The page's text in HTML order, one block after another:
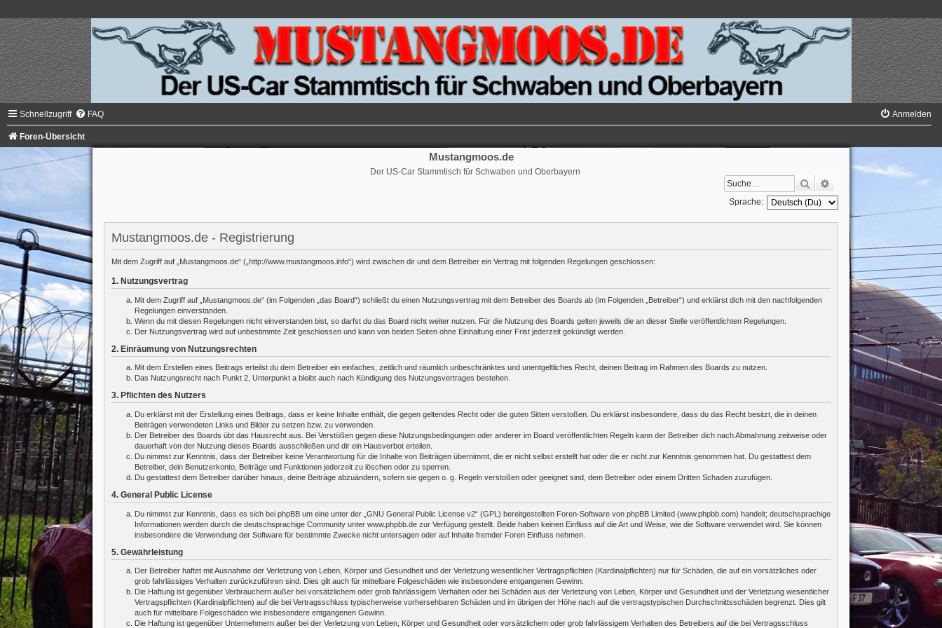
Schnellzugriff FAQ Anmelden
Foren-Übersicht
Mustangmoos.de
Der US-Car Stammtisch für Schwaben und Oberbayern
Suche
Sprache:
Mustangmoos.de - Registrierung
Mit dem Zugriff auf „Mustangmoos.de“ („http://www.mustangmoos.info“) wird zwischen dir und dem Betreiber ein Vertrag mit folgenden Regelungen geschlossen:
1. Nutzungsvertrag
Mit dem Zugriff auf „Mustangmoos.de“ (im Folgenden „das Board“) schließt du einen Nutzungsvertrag mit dem Betreiber des Boards ab (im Folgenden „Betreiber“) und erklärst dich mit den nachfolgenden
Regelungen einverstanden.
Wenn du mit diesen Regelungen nicht einverstanden bist, so darfst du das Board nicht weiter nutzen. Für die Nutzung des Boards gelten jeweils die an dieser Stelle veröffentlichten Regelungen.
Der Nutzungsvertrag wird auf unbestimmte Zeit geschlossen und kann von beiden Seiten ohne Einhaltung einer Frist jederzeit gekündigt werden.
2. Einräumung von Nutzungsrechten
Mit dem Erstellen eines Beitrags erteilst du dem Betreiber ein einfaches, zeitlich und räumlich unbeschränktes und unentgeltliches Recht, deinen Beitrag im Rahmen des Boards zu nutzen.
Das Nutzungsrecht nach Punkt 2, Unterpunkt a bleibt auch nach Kündigung des Nutzungsvertrages bestehen.
3. Pflichten des Nutzers
Du erklärst mit der Erstellung eines Beitrags, dass er keine Inhalte enthält, die gegen geltendes Recht oder die guten Sitten verstoßen. Du erklärst insbesondere, dass du das Recht besitzt, die in deinen
Beiträgen verwendeten Links und Bilder zu setzen bzw. zu verwenden.
Der Betreiber des Boards übt das Hausrecht aus. Bei Verstößen gegen diese Nutzungsbedingungen oder anderer im Board veröffentlichten Regeln kann der Betreiber dich nach Abmahnung zeitweise oder
dauerhaft von der Nutzung dieses Boards ausschließen und dir ein Hausverbot erteilen.
Du nimmst zur Kenntnis, dass der Betreiber keine Verantwortung für die Inhalte von Beiträgen übernimmt, die er nicht selbst erstellt hat oder die er nicht zur Kenntnis genommen hat. Du gestattest dem
Betreiber, dein Benutzerkonto, Beiträge und Funktionen jederzeit zu löschen oder zu sperren.
Du gestattest dem Betreiber darüber hinaus, deine Beiträge abzuändern, sofern sie gegen o. g. Regeln verstoßen oder geeignet sind, dem Betreiber oder einem Dritten Schaden zuzufügen.
4. General Public License
Du nimmst zur Kenntnis, dass es sich bei phpBB um eine unter der „ GNU General Public License v2“ (GPL) bereitgestellten Foren-Software von phpBB Limited (www.phpbb.com) handelt; deutschsprachige
Informationen werden durch die deutschsprachige Community unter www.phpbb.de zur Verfügung gestellt. Beide haben keinen Einfluss auf die Art und Weise, wie die Software verwendet wird. Sie können
insbesondere die Verwendung der Software für bestimmte Zwecke nicht untersagen oder auf Inhalte fremder Foren Einfluss nehmen.
5. Gewährleistung
Der Betreiber haftet mit Ausnahme der Verletzung von Leben, Körper und Gesundheit und der Verletzung wesentlicher Vertragspflichten (Kardinalpflichten) nur für Schäden, die auf ein vorsätzliches oder
grob fahrlässiges Verhalten zurückzuführen sind. Dies gilt auch für mittelbare Folgeschäden wie insbesondere entgangenen Gewinn.
Die Haftung ist gegenüber Verbrauchern außer bei vorsätzlichem oder grob fahrlässigem Verhalten oder bei Schäden aus der Verletzung von Leben, Körper und Gesundheit und der Verletzung wesentlicher
Vertragspflichten (Kardinalpflichten) auf die bei Vertragsschluss typischerweise vorhersehbaren Schäden und im übrigen der Höhe nach auf die vertragstypischen Durchschnittsschäden begrenzt. Dies gilt
auch für mittelbare Folgeschäden wie insbesondere entgangenen Gewinn.
Die Haftung ist gegenüber Unternehmern außer bei der Verletzung von Leben, Körper und Gesundheit oder vorsätzlichem oder grob fahrlässigem Verhalten des Betreibers auf die bei Vertragsschluss